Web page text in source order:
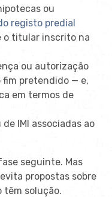
ou
registo predial
o titular inscrito na
ou autorização
fim pretendido — e,
em termos de
IMI associadas ao
seguinte. Mas
propostas sobre
têm solução.